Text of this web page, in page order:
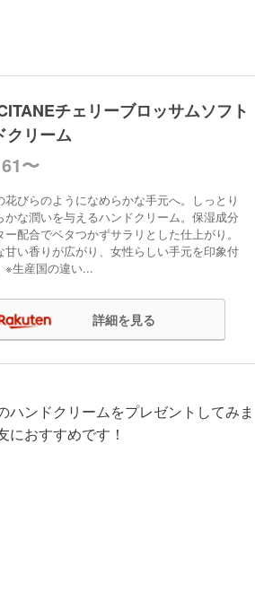
チェリーブロッサムソフト
クリーム
〜
花びらのようになめらかな手元へ。しっとり
かな潤いを与えるハンドクリーム。保湿成分
ー配合でベタつかずサラリとした仕上がり。
甘い香りが広がり、女性らしい手元を印象付
※生産国の違い...
詳細を見る
ンドクリームをプレゼントしてみま
おすすめです！